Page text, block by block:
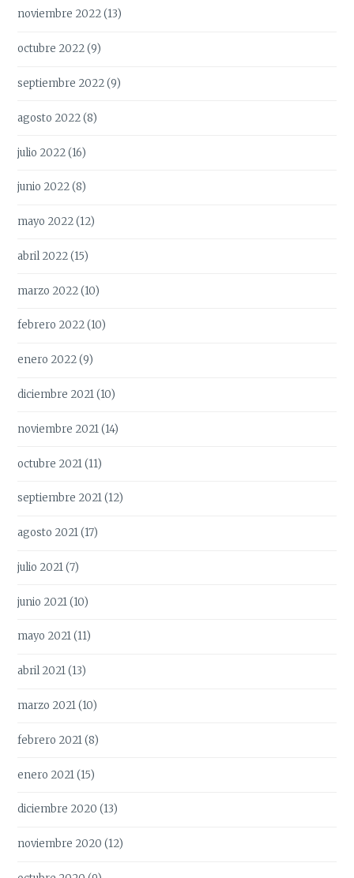
noviembre 2022(13)
octubre 2022(9)
septiembre 2022(9)
agosto 2022(8)
julio 2022(16)
junio 2022(8)
mayo 2022(12)
abril 2022(15)
marzo 2022(10)
febrero 2022(10)
enero 2022(9)
diciembre 2021(10)
noviembre 2021(14)
octubre 2021(11)
septiembre 2021(12)
agosto 2021(17)
julio 2021(7)
junio 2021(10)
mayo 2021(11)
abril 2021(13)
marzo 2021(10)
febrero 2021(8)
enero 2021(15)
diciembre 2020 (13)
noviembre 2020 (12)